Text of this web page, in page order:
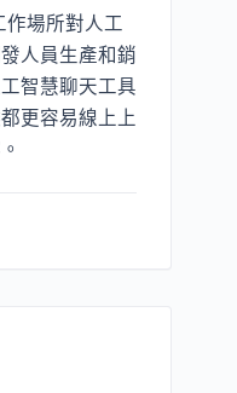
作場所對人工
人員生產和銷
智慧聊天工具
更容易線上上